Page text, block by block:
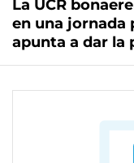
La UCR
en una jornada
apunta a dar la